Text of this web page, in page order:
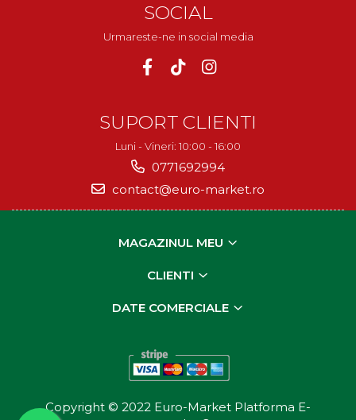
SOCIAL
Urmareste-ne in social media
SUPORT CLIENTI
Luni - Vineri: 10:00 - 16:00
0771692994
contact@euro-market.ro
MAGAZINUL MEU
CLIENTI
DATE COMERCIALE
Copyright © 2022 Euro-Market Platforma E-